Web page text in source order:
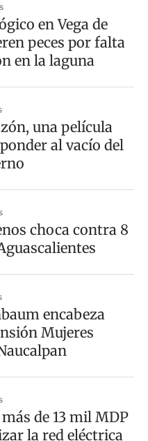
en Vega de
peces por falta
en la laguna
una película
al vacío del
choca contra 8
encabeza
Mujeres
de 13 mil MDP
la red eléctrica